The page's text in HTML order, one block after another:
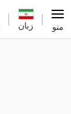
زبان منو